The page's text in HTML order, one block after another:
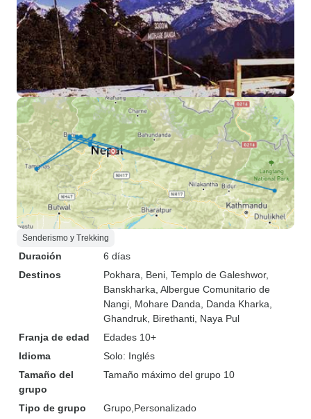
Senderismo y Trekking
Duración
6 días
Destinos
Pokhara , Beni , Templo de Galeshwor,
Banskharka , Albergue Comunitario de
Nangi , Mohare Danda , Danda Kharka
Ghandruk , Birethanti , Naya Pul
Franja de edad
Edades 10+
Idioma
Solo: Inglés
Tamaño del
grupo
Tamaño máximo del grupo 10
Tipo de grupo Grupo Personalizado